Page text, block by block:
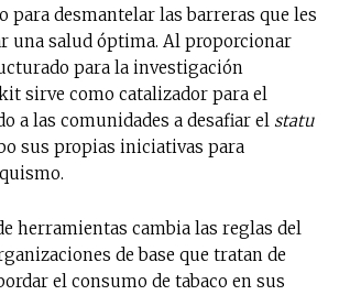
para desmantelar las barreras que les
una salud óptima. Al proporcionar
para la investigación
sirve como catalizador para el
a las comunidades a desafiar el statu
sus propias iniciativas para
herramientas cambia las reglas del
de base que tratan de
el consumo de tabaco en sus